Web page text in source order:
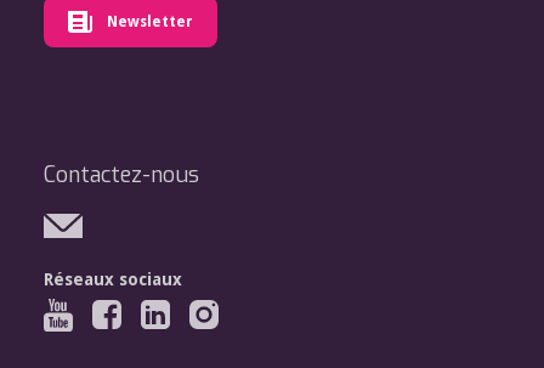
Newsletter
Contactez-nous
Réseaux sociaux